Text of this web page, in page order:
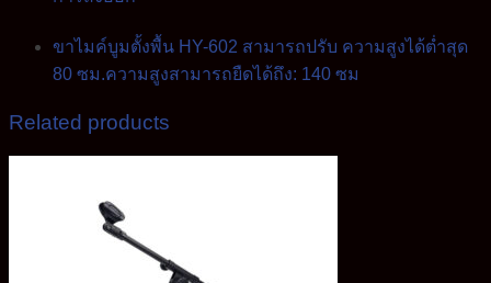
ขาไมค์บูมตั้งพื้น HY-602 สามารถปรับ ความสูงได้ต่ำสุด
80 ซม.ความสูงสามารถยืดได้ถึง: 140 ซม
Related products